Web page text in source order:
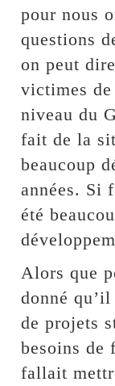
pour nous
questions
on peut
victimes
niveau du
fait de la
beaucoup
années. Si
été
Alors que
donné
de projets
besoins de
fallait